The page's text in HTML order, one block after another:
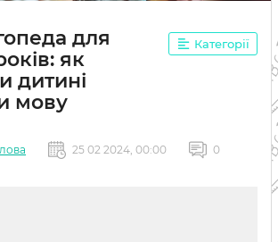
для
як
дитині
мову
Категорії
25 02 2024, 00:00 0